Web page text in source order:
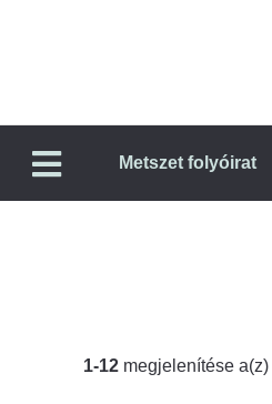
Metszet folyóirat
1-12 megjelenítése a(z)